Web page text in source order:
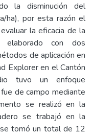
la disminución del
ha), por esta razón el
la eficacia de la
elaborado con dos
de aplicación en
Explorer en el Cantón
tuvo un enfoque
de campo mediante
se realizó en la
se trabajó en la
tomó un total de 12